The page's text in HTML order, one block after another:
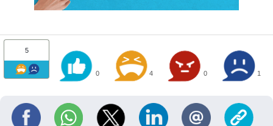
5
0 4 0 1